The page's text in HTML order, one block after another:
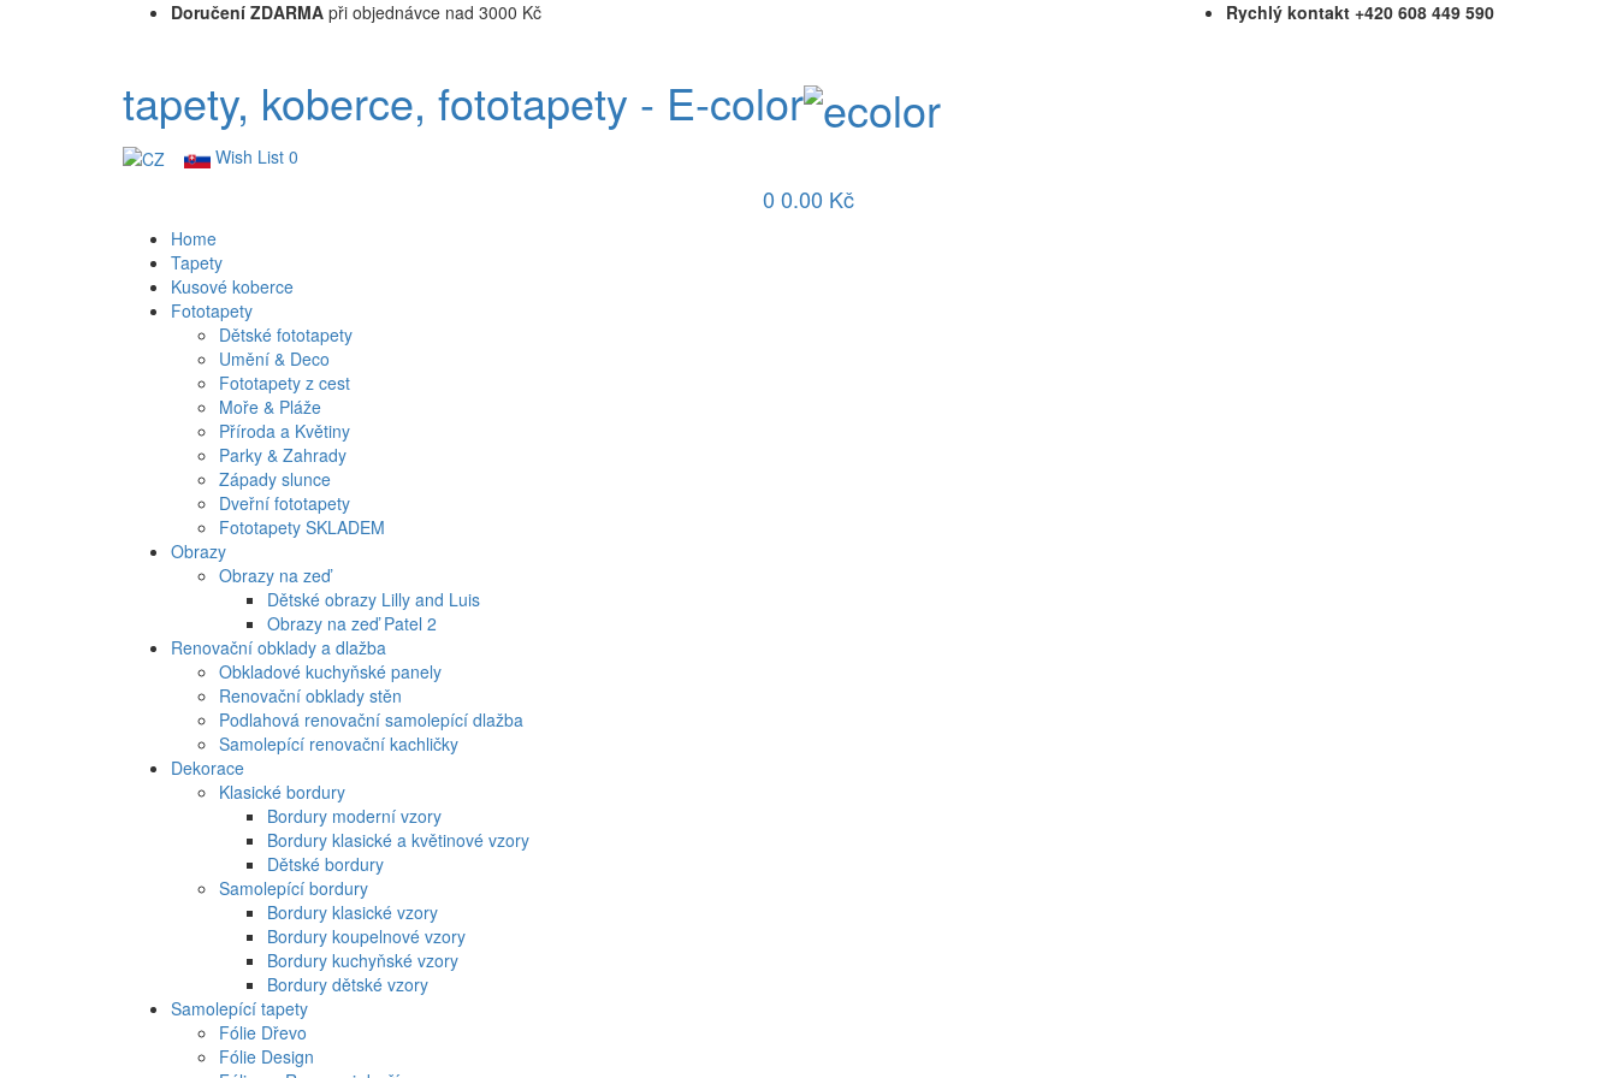
Doručení ZDARMA při objednávce nad 3000 Kč Rychlý kontakt +420 608 449 590
tapety, koberce, fototapety - E-color
Wish List 0
0 0.00 Kč
Home
Tapety
Kusové koberce
Fototapety
Dětské fototapety
Umění & Deco
Fototapety z cest
Moře & Pláže
Příroda a Květiny
Parky & Zahrady
Západy slunce
Dveřní fototapety
Fototapety SKLADEM
Obrazy
Obrazy na zeď
Dětské obrazy Lilly and Luis
Obrazy na zeď Patel 2
Renovační obklady a dlažba
Obkladové kuchyňské panely
Renovační obklady stěn
Podlahová renovační samolepící dlažba
Samolepící renovační kachličky
Dekorace
Klasické bordury
Bordury moderní vzory
Bordury klasické a květinové vzory
Dětské bordury
Samolepící bordury
Bordury klasické vzory
Bordury koupelnové vzory
Bordury kuchyňské vzory
Bordury dětské vzory
Samolepící tapety
Fólie Dřevo
Fólie Design